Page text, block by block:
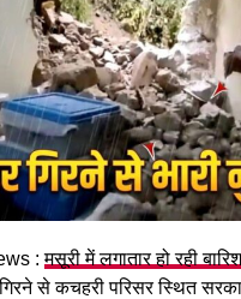
कैबिनेट के प्रमुख
अध्यादेश को मंजूरी।
:मसूरी में लगातार हो रही बारिश
से कचहरी परिसर स्थित